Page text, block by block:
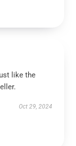
like the
Oct 29, 2024